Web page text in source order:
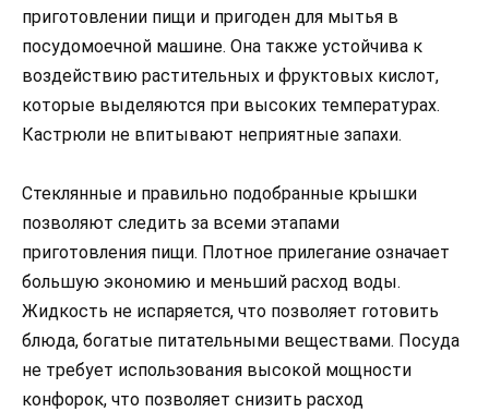
приготовлении пищи и пригоден для мытья в
посудомоечной машине. Она также устойчива к
воздействию растительных и фруктовых кислот,
которые выделяются при высоких температурах.
Кастрюли не впитывают неприятные запахи.
Стеклянные и правильно подобранные крышки
позволяют следить за всеми этапами
приготовления пищи. Плотное прилегание означает
большую экономию и меньший расход воды.
Жидкость не испаряется, что позволяет готовить
блюда, богатые питательными веществами. Посуда
не требует использования высокой мощности
конфорок, что позволяет снизить расход